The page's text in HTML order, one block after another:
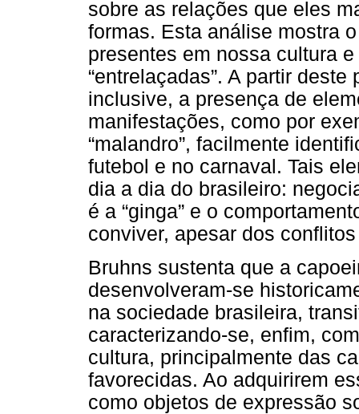
sobre as relações que eles
formas. Esta análise mostra
presentes em nossa cultura
“entrelaçadas”. A partir
inclusive, a presença de
manifestações, como por
“malandro”, facilmente
futebol e no carnaval. Tais
dia a dia do brasileiro:
é a “ginga” e o
conviver, apesar dos
Bruhns sustenta que a
desenvolveram-se
na sociedade brasileira,
caracterizando-se, enfim,
cultura, principalmente das
favorecidas. Ao adquirirem
como objetos de expressão